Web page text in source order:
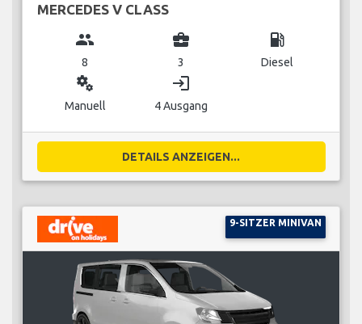
MERCEDES V CLASS
group
8
business_center
3
local_gas_station
Diesel
miscellaneous_services
Manuell
login
4 Ausgang
DETAILS ANZEIGEN...
9-SITZER MINIVAN